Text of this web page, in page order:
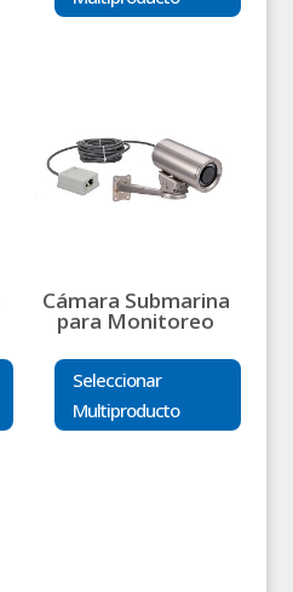
Cámara Submarina
para Monitoreo
Seleccionar
Multiproducto